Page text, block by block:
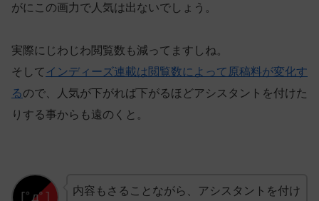
がにこの画力で人気は出ないでしょう。
実際にじわじわ閲覧数も減ってますしね。
そして インディーズ連載は閲覧数によって原稿料が変化す
るので、人気が下がれば下がるほどアシスタントを付けた
りする事からも遠のくと。
内容もさることながら、アシスタントを付け